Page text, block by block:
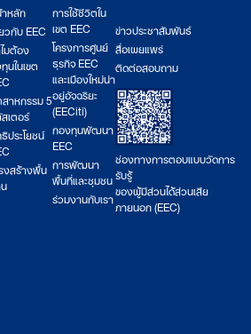
หลัก
วกับ EEC
มต้อง
นในเขต
าหกรรม 5
เตอร์
ประโยชน์
งสร้างพื้น
การใช้ชีวิตใน
เขต EEC
โครงการศูนย์
ธุรกิจ EEC
และเมืองใหม่น่า
อยู่อัจฉริยะ
(EECiti)
กองทุนพัฒนา
EEC
การพัฒนา
พื้นที่และชุมชน
ร่วมงานกับเรา
ข่าวประชาสัมพันธ์
สื่อเผยแพร่
ติดต่อสอบถาม
ช่องทางการตอบแบบวัดการ
รับรู้
ของผู้มีส่วนได้ส่วนเสีย
ภายนอก (EEC)